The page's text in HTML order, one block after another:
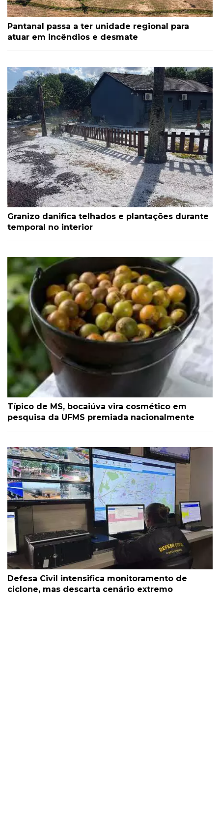
Pantanal passa a ter unidade regional para
atuar em incêndios e desmate
Granizo danifica telhados e plantações durante
temporal no interior
Típico de MS, bocaiúva vira cosmético em
pesquisa da UFMS premiada nacionalmente
Defesa Civil intensifica monitoramento de
ciclone, mas descarta cenário extremo